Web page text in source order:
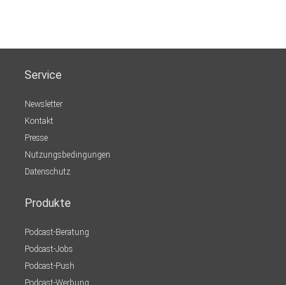
Service
Newsletter
Kontakt
Presse
Nutzungsbedingungen
Datenschutz
Produkte
Podcast-Beratung
Podcast-Jobs
Podcast-Push
Podcast-Werbung